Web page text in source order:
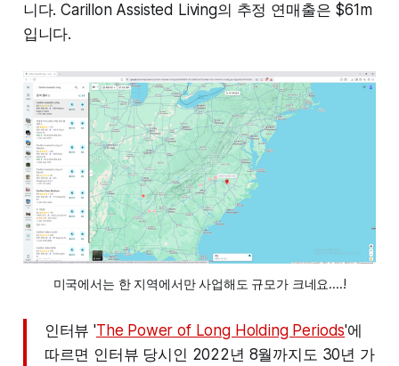
니다. Carillon Assisted Living의 추정 연매출은 $61m
입니다.
미국에서는 한 지역에서만 사업해도 규모가 크네요....!
인터뷰 'The Power of Long Holding Periods'에
따르면 인터뷰 당시인 2022년 8월까지도 30년 가